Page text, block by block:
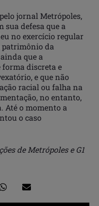
jornal Metrópoles,
sua defesa que a
no exercício regular
patrimônio da
que a
discreta e
e que não
racial ou falha na
no entanto,
Até o momento a
o caso
de Metrópoles e G1